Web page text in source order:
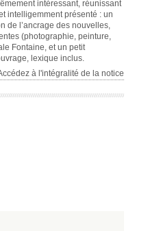
intéressant, réunissant
intelligemment présenté : un
de l’ancrage des nouvelles,
(photographie, peinture,
Fontaine, et un petit
lexique inclus.
à l'intégralité de la notice